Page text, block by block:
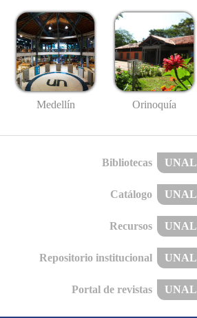
Medellín Orinoquía
Bibliotecas UNAL
Catálogo UNAL
Recursos UNAL
Repositorio institucional UNAL
Portal de revistas UNAL